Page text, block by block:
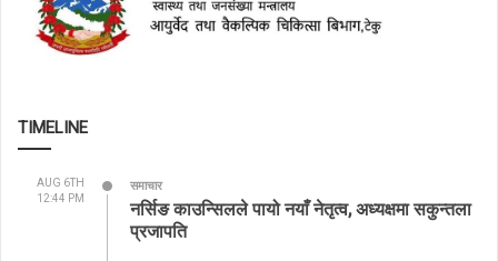
TIMELINE
AUG 6TH
12:44 PM
समाचार
नर्सिङ काउन्सिलले पायो नयाँ नेतृत्व, अध्यक्षमा सकुन्तला
प्रजापति